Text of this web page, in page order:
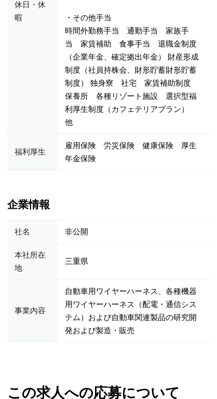
休日・休
暇
・その他手当
時間外勤務手当 通勤手当 家族手
当 家賃補助 食事手当 退職金制度
（企業年金、確定拠出年金） 財産形成
制度（社員持株会、財形貯蓄財形貯蓄
制度） 独身寮 社宅 家賃補助制度
保養所 各種リゾート施設 選択型福
利厚生制度（カフェテリアプラン）
他
福利厚生
雇用保険 労災保険 健康保険 厚生
年金保険
企業情報
社名 非公開
本社所在
地
三重県
事業内容
自動車用ワイヤーハーネス、各種機器
用ワイヤーハーネス（配電・通信シス
テム）および自動車関連製品の研究開
発および製造・販売
この求人への応募について